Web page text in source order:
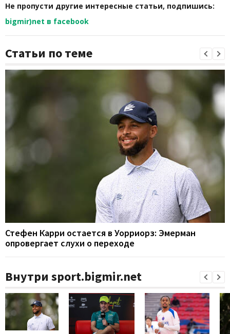
Не пропусти другие интересные статьи, подпишись:
bigmir)net в facebook
Статьи по теме
Стефен Карри остается в Уорриорз: Эмерман
опровергает слухи о переходе
Внутри sport.bigmir.net